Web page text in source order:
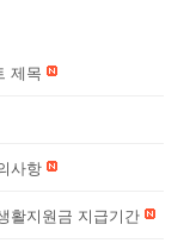
제목
사항
활지원금 지급기간